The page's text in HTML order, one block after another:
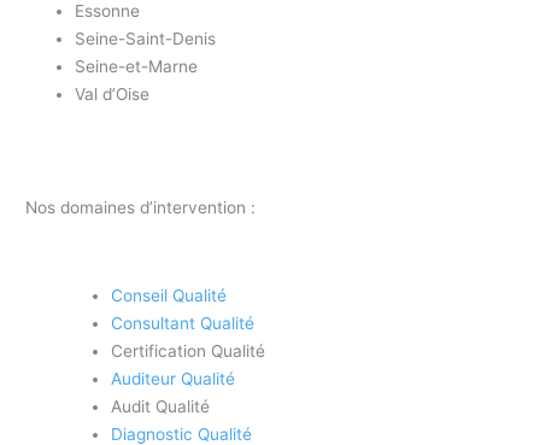
Essonne
Seine-Saint-Denis
Seine-et-Marne
Val d’Oise
Nos domaines d’intervention :
Conseil Qualité
Consultant Qualité
Certification Qualité
Auditeur Qualité
Audit Qualité
Diagnostic Qualité